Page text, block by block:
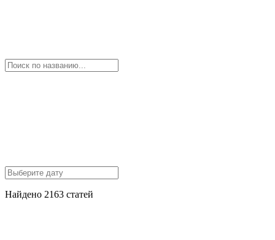
Найдено 2163 статей